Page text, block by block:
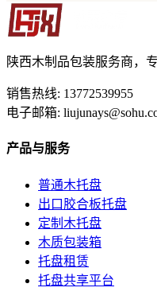
陕西木制品包装服务商，
销售热线: 13772539955
电子邮箱:
产品与服务
普通木托盘
出口胶合板托盘
定制木托盘
木质包装箱
托盘租赁
托盘共享平台